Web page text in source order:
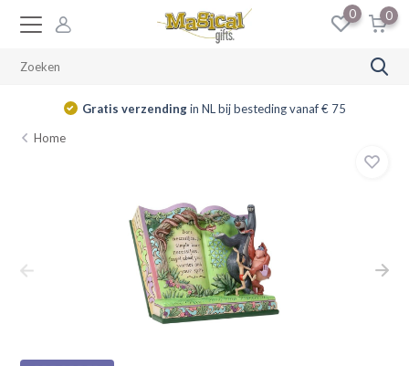
0 0
Gratis verzendingin NL bij besteding vanaf € 75
Home